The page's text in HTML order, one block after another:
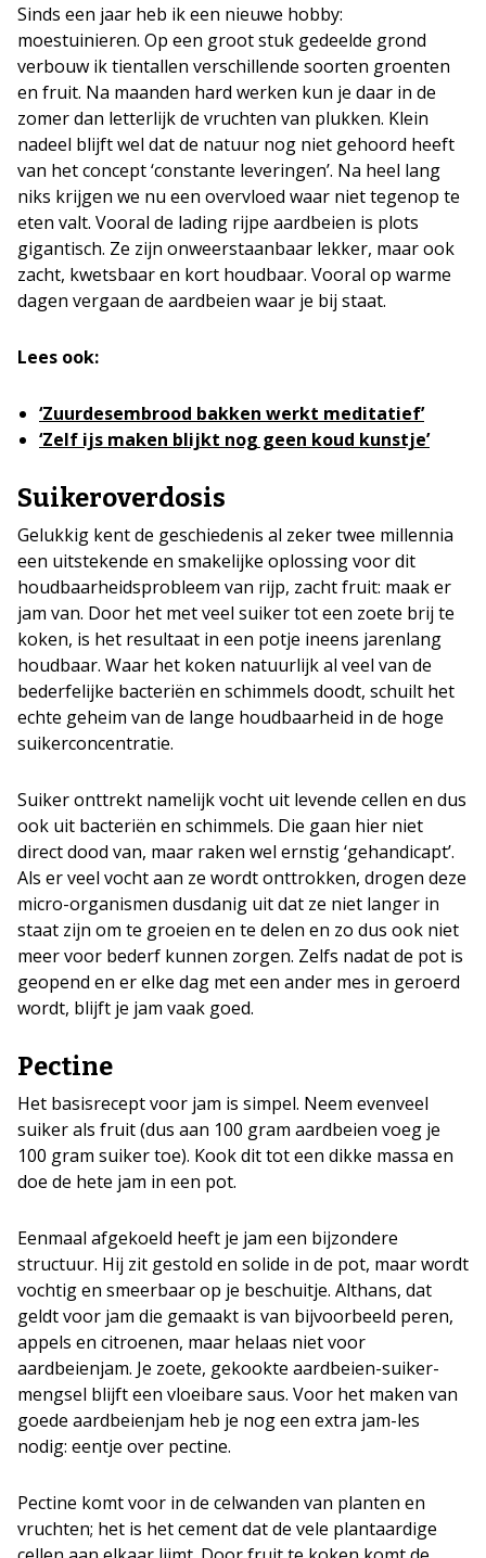
Sinds een jaar heb ik een nieuwe hobby:
moestuinieren. Op een groot stuk gedeelde grond
verbouw ik tientallen verschillende soorten groenten
en fruit. Na maanden hard werken kun je daar in de
zomer dan letterlijk de vruchten van plukken. Klein
nadeel blijft wel dat de natuur nog niet gehoord heeft
van het concept ‘constante leveringen’. Na heel lang
niks krijgen we nu een overvloed waar niet tegenop te
eten valt. Vooral de lading rijpe aardbeien is plots
gigantisch. Ze zijn onweerstaanbaar lekker, maar ook
zacht, kwetsbaar en kort houdbaar. Vooral op warme
dagen vergaan de aardbeien waar je bij staat.
Lees ook:
‘Zuurdesembrood bakken werkt meditatief’
‘Zelf ijs maken blijkt nog geen koud kunstje’
Suikeroverdosis
Gelukkig kent de geschiedenis al zeker twee millennia
een uitstekende en smakelijke oplossing voor dit
houdbaarheidsprobleem van rijp, zacht fruit: maak er
jam van. Door het met veel suiker tot een zoete brij te
koken, is het resultaat in een potje ineens jarenlang
houdbaar. Waar het koken natuurlijk al veel van de
bederfelijke bacteriën en schimmels doodt, schuilt het
echte geheim van de lange houdbaarheid in de hoge
suikerconcentratie.
Suiker onttrekt namelijk vocht uit levende cellen en dus
ook uit bacteriën en schimmels. Die gaan hier niet
direct dood van, maar raken wel ernstig ‘gehandicapt’.
Als er veel vocht aan ze wordt onttrokken, drogen deze
micro-organismen dusdanig uit dat ze niet langer in
staat zijn om te groeien en te delen en zo dus ook niet
meer voor bederf kunnen zorgen. Zelfs nadat de pot is
geopend en er elke dag met een ander mes in geroerd
wordt, blijft je jam vaak goed.
Pectine
Het basisrecept voor jam is simpel. Neem evenveel
suiker als fruit (dus aan 100 gram aardbeien voeg je
100 gram suiker toe). Kook dit tot een dikke massa en
doe de hete jam in een pot.
Eenmaal afgekoeld heeft je jam een bijzondere
structuur. Hij zit gestold en solide in de pot, maar wordt
vochtig en smeerbaar op je beschuitje. Althans, dat
geldt voor jam die gemaakt is van bijvoorbeeld peren,
appels en citroenen, maar helaas niet voor
aardbeienjam. Je zoete, gekookte aardbeien-suiker-
mengsel blijft een vloeibare saus. Voor het maken van
goede aardbeienjam heb je nog een extra jam-les
nodig: eentje over pectine.
Pectine komt voor in de celwanden van planten en
vruchten; het is het cement dat de vele plantaardige